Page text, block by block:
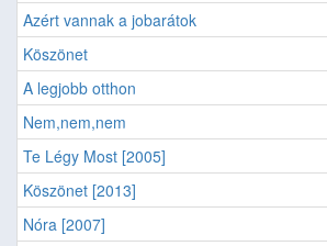
Azért vannak a jobarátok
Köszönet
A legjobb otthon
Nem,nem,nem
Te Légy Most [2005]
Köszönet [2013]
Nóra [2007]